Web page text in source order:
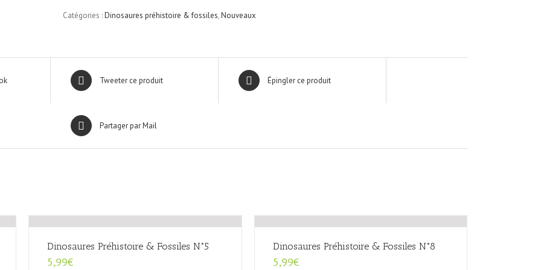
Fossiles
Catégories :Dinosaures préhistoire & fossiles,Nouveaux
Tweeter ce produit Épingler ce produit
Partager par Mail
Dinosaures Préhistoire & Fossiles N°5
5,99€
Dinosaures Préhistoire & Fossiles N°8
5,99€